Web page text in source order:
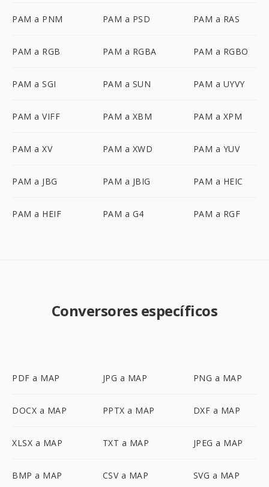
PAM a PNM PAM a PSD PAM a RAS
PAM a RGB PAM a RGBA PAM a RGBO
PAM a SGI PAM a SUN PAM a UYVY
PAM a VIFF PAM a XBM PAM a XPM
PAM a XV PAM a XWD PAM a YUV
PAM a JBG PAM a JBIG PAM a HEIC
PAM a HEIF PAM a G4 PAM a RGF
Conversores específicos
PDF a MAP JPG a MAP PNG a MAP
DOCX a MAP PPTX a MAP DXF a MAP
XLSX a MAP TXT a MAP JPEG a MAP
BMP a MAP CSV a MAP SVG a MAP